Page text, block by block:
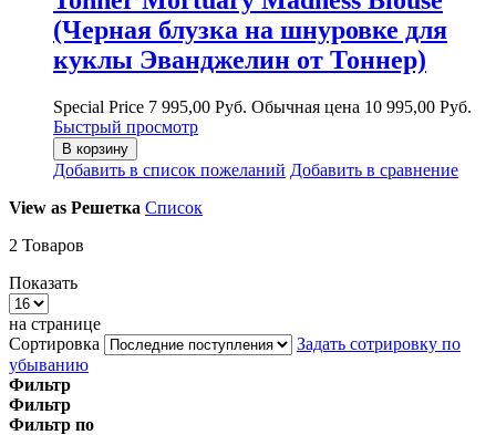
(Черная блузка на шнуровке для
куклы Эванджелин от Тоннер)
Special Price 7 995,00 Руб. Обычная цена 10 995,00 Руб.
Быстрый просмотр
В корзину
Добавить в список пожеланий Добавить в сравнение
View as Решетка Список
2 Товаров
Показать
на странице
Сортировка
Задать сотрировку по
убыванию
Фильтр
Фильтр
Фильтр по